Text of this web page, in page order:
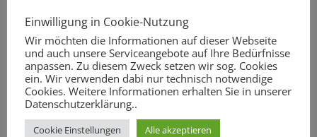
Schülersprecher: Valerie Link (KS1)
1. Stellvertreter: Anna Schoch (KS1)
2.Stellvertreter: Luis Jungwirth(KS1)
Klassensprecher
Dies sind die Klassensprecher in diesem Schuljahr:
Einwilligung in Cookie-Nutzung
Wir möchten die Informationen auf dieser Webseite
und auch unsere Serviceangebote auf Ihre Bedürfnisse
anpassen. Zu diesem Zweck setzen wir sog. Cookies
ein. Wir verwenden dabi nur technisch notwendige
Cookies. Weitere Informationen erhalten Sie in unserer
Datenschutzerklärung..
Cookie Einstellungen Alle akzeptieren